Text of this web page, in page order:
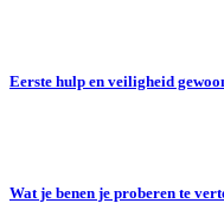
Eerste hulp en veiligheid
Wat je benen je proberen te